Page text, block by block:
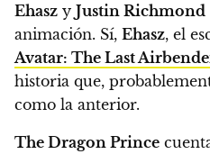
Ehasz y Justin Richmond
animación. Sí, Ehasz, el
Avatar: The Last
historia que,
como la anterior.
The Dragon Prince